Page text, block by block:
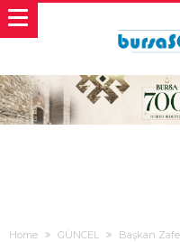
Home GÜNCEL
Başkan